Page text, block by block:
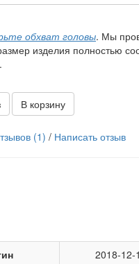
обхват головы. Мы
изделия полностью
В корзину
(1) / Написать отзыв
2018-12-